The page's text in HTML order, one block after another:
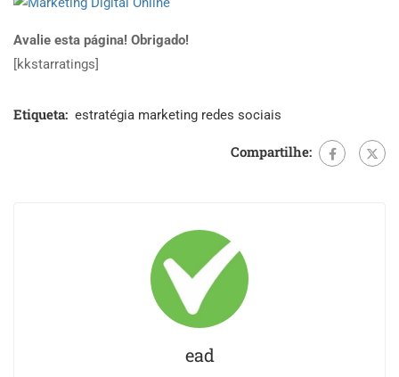
Avalie esta página! Obrigado!
[kkstarratings]
Etiqueta: estratégia marketing redes sociais
Compartilhe:
ead